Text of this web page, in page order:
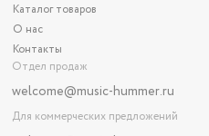
Каталог товаров
О нас
Контакты
Отдел продаж
welcome@music-hummer.ru
Для коммерческих предложений